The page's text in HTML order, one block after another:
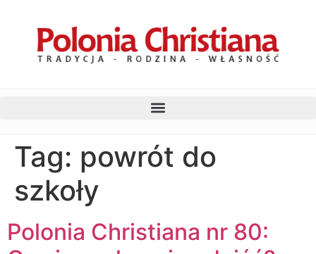
Tag: powrót do
szkoły
Polonia Christiana nr 80: